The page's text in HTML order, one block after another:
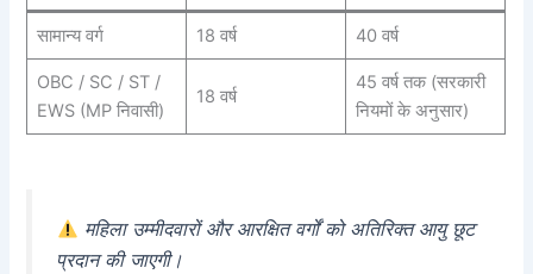
सामान्य वर्ग 18 वर्ष 40 वर्ष
OBC / SC / ST /
EWS (MP निवासी)
18 वर्ष
45 वर्ष तक (सरकारी
नियमों के अनुसार)
महिला उम्मीदवारों और आरक्षित वर्गों को अतिरिक्त आयु छूट
प्रदान की जाएगी।